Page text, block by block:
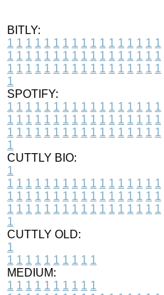
BITLY:
1 1 1 1 1 1 1 1 1 1 1 1 1 1 1 1 1
1 1 1 1 1 1 1 1 1 1 1 1 1 1 1 1 1
1 1 1 1 1 1 1 1 1 1 1 1 1 1 1 1 1
1
SPOTIFY:
1 1 1 1 1 1 1 1 1 1 1 1 1 1 1 1 1
1 1 1 1 1 1 1 1 1 1 1 1 1 1 1 1 1
1 1 1 1 1 1 1 1 1 1 1 1 1 1 1 1 1
1
CUTTLY BIO:
1
1 1 1 1 1 1 1 1 1 1 1 1 1 1 1 1 1
1 1 1 1 1 1 1 1 1 1 1 1 1 1 1 1 1
1 1 1 1 1 1 1 1 1 1 1 1 1 1 1 1 1
1
CUTTLY OLD:
1
1 1 1 1 1 1 1 1 1 1
MEDIUM:
1 1 1 1 1 1 1 1 1 1